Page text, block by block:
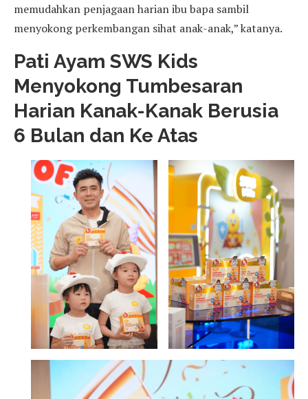
memudahkan penjagaan harian ibu bapa sambil
menyokong perkembangan sihat anak-anak,” katanya.
Pati Ayam SWS Kids
Menyokong Tumbesaran
Harian Kanak-Kanak Berusia
6 Bulan dan Ke Atas